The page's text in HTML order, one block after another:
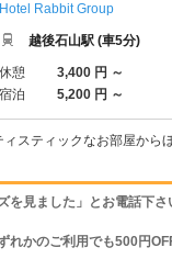
Hotel Rabbit Group
越後石山駅 (車5分)
休憩 3,400 円 ～
宿泊
5,200 円 ～
スティックなお部屋から
見ました」とお電話下さ
れかのご利用でも500円